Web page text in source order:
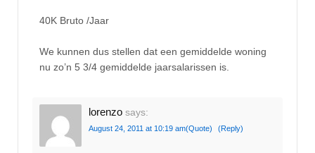
40K Bruto /Jaar
We kunnen dus stellen dat een gemiddelde woning
nu zo’n 5 3/4 gemiddelde jaarsalarissen is.
lorenzo says:
August 24, 2011 at 10:19 am(Quote) (Reply)